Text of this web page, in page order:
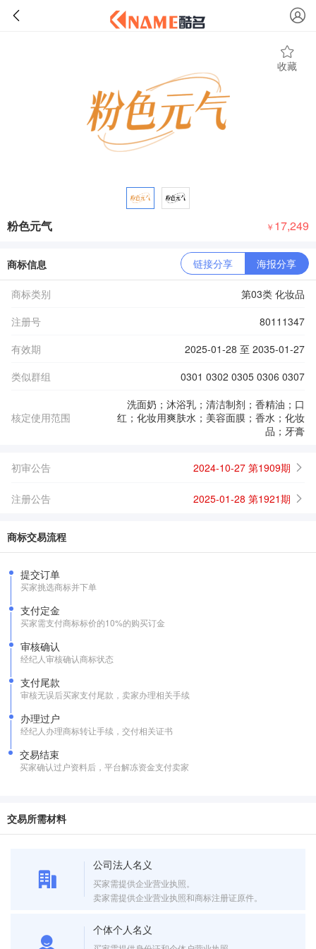
收藏
粉色元气 ￥ 17,249
商标信息 链接分享 海报分享
商标类别
第03类 化妆品
注册号
80111347
有效期
2025-01-28 至 2035-01-27
类似群组
0301 0302 0305 0306 0307
核定使用范围
洗面奶；沐浴乳；清洁制剂；香精油；口
红；化妆用爽肤水；美容面膜；香水；化妆
品；牙膏
初审公告 2024-10-27 第1909期
注册公告 2025-01-28 第1921期
商标交易流程
提交订单
买家挑选商标并下单
支付定金
买家需支付商标标价的10%的购买订金
审核确认
经纪人审核确认商标状态
支付尾款
审核无误后买家支付尾款，卖家办理相关手续
办理过户
经纪人办理商标转让手续，交付相关证书
交易结束
买家确认过户资料后，平台解冻资金支付卖家
交易所需材料
公司法人名义
买家需提供企业营业执照。
卖家需提供企业营业执照和商标注册证原件。
个体个人名义